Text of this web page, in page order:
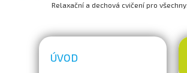
Relaxační a dechová cvičení pro všechny.
ÚVOD